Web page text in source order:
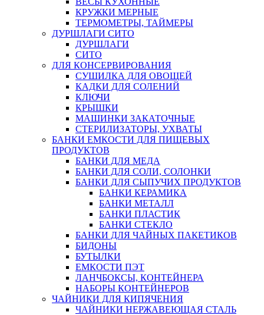
КРУЖКИ МЕРНЫЕ
ТЕРМОМЕТРЫ, ТАЙМЕРЫ
ДУРШЛАГИ СИТО
ДУРШЛАГИ
СИТО
ДЛЯ КОНСЕРВИРОВАНИЯ
СУШИЛКА ДЛЯ ОВОЩЕЙ
КАДКИ ДЛЯ СОЛЕНИЙ
КЛЮЧИ
КРЫШКИ
МАШИНКИ ЗАКАТОЧНЫЕ
СТЕРИЛИЗАТОРЫ, УХВАТЫ
БАНКИ ЕМКОСТИ ДЛЯ ПИЩЕВЫХ
ПРОДУКТОВ
БАНКИ ДЛЯ МЕДА
БАНКИ ДЛЯ СОЛИ, СОЛОНКИ
БАНКИ ДЛЯ СЫПУЧИХ ПРОДУКТОВ
БАНКИ КЕРАМИКА
БАНКИ МЕТАЛЛ
БАНКИ ПЛАСТИК
БАНКИ СТЕКЛО
БАНКИ ДЛЯ ЧАЙНЫХ ПАКЕТИКОВ
БИДОНЫ
БУТЫЛКИ
ЕМКОСТИ ПЭТ
ЛАНЧБОКСЫ, КОНТЕЙНЕРА
НАБОРЫ КОНТЕЙНЕРОВ
ЧАЙНИКИ ДЛЯ КИПЯЧЕНИЯ
ЧАЙНИКИ НЕРЖАВЕЮЩАЯ СТАЛЬ